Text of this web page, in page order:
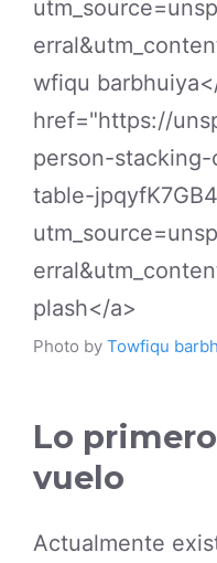
Photo by Towfiqu
Lo
vuelo
Actualmente